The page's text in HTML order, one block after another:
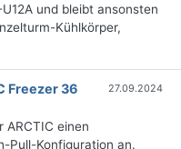
und bleibt ansonsten
Kühlkörper,
Freezer 36
27.09.2024
ARCTIC einen
Pull-Konfiguration an.